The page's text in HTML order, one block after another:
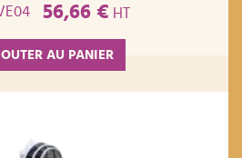
56,66 € HT
AU PANIER